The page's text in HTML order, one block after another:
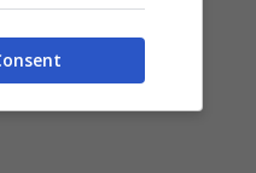
La zona
indenni